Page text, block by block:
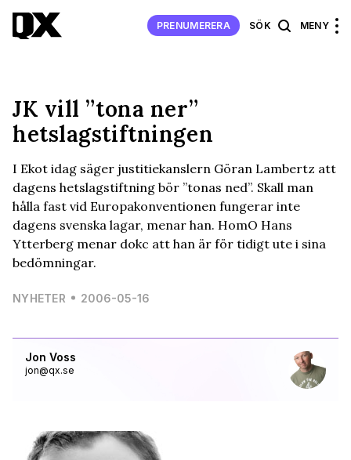
PRENUMERERA SÖK MENY
Jon Voss
jon@qx.se
JK vill ”tona ner”
hetslagstiftningen
I Ekot idag säger justitiekanslern Göran Lambertz att
dagens hetslagstiftning bör ”tonas ned”. Skall man
hålla fast vid Europakonventionen fungerar inte
dagens svenska lagar, menar han. HomO Hans
Ytterberg menar dokc att han är för tidigt ute i sina
bedömningar.
NYHETER 2006-05-16